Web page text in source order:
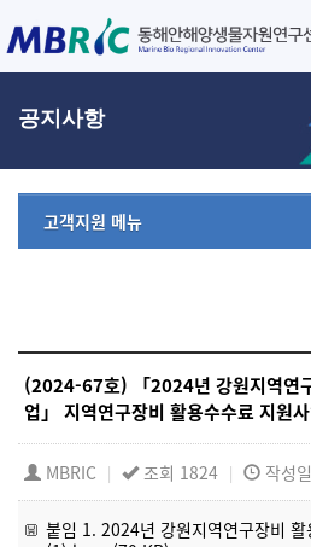
공지사항
고객지원 메뉴
(2024-67호) 「2024년 강원지역연
업」 지역연구장비 활용수수료 지원
MBRIC | 조회 1824 | 작성
붙임 1. 2024년 강원지역연구장비